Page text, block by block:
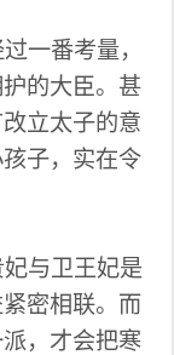
一番考量，
的大臣。甚
立太子的意
子，实在令
与卫王妃是
密相联。而
，才会把寒